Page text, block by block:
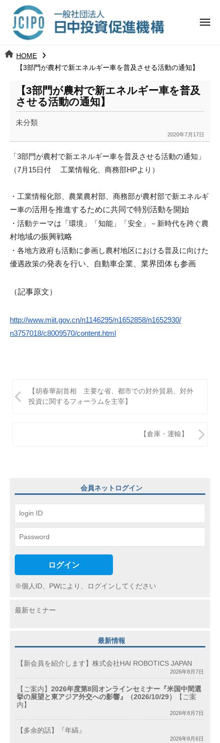
ツ 日
中
投
資
促
進
機
構
j
メ
HOME
【3部門が農村で新エネルギー車を普及させる活動の通知】
【3部門が農村で新エネルギー車を普及
させる活動の通知】
未分類
2020年7月17日
k
a
a
u
「3部門が農村で新エネルギー車を普及させる活動の通知」
（7月15日付 工業情報化、商務部HPより）
・工業情報化部、農業農村部、商務部が農村部で新エネルギ
ー車の活用を推進するために共同で特別活動を開始
・活動テーマは「環境」「知能」「安全」－新時代を跨ぐ農
村地域の振興戦略
・ 各地方政府も活動に参画し農村地区における普及に向けた
優遇政策の発表を行い、自動車企業、業界団体も参画
（記事原文）
http://www.miit.gov.cn/n1146295/n1652858/n1652930/
n3757018/c8009570/content.html
稿
ン
【胡春華副首相 主要な省、都市での対外貿易、対外
投資に関するフォーラムを主宰】
【倉庫・運輸】
会員ネットログイン
ログイン
※個人ID、PWにより、ログインしてください
最新セミナー
最新情報
【新会員を紹介します】株式会社HAI ROBOTICS JAPAN
2026年8月7日
【ご案内】 2026年度第8回オンラインセミナー『米国中間選
挙の展望と東アジア外交への影響』（2026/10/29）
【ご案
内】
2026年8月7日
【多余的話】『年縞』
2026年8月6日
日
中
資
進
機